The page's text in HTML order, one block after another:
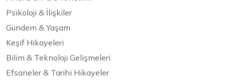
Psikoloji & İlişkiler
Gündem & Yaşam
Keşif Hikayeleri
Bilim & Teknoloji Gelişmeleri
Efsaneler & Tarihi Hikayeler